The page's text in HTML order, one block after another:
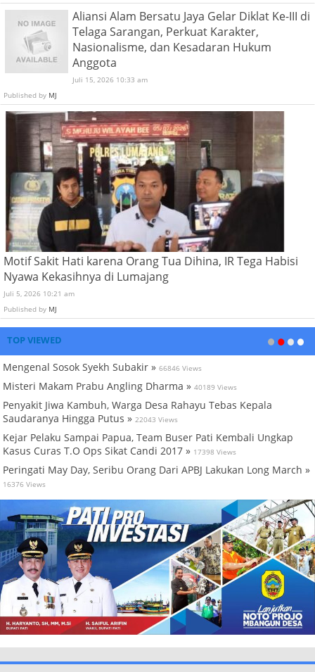
Aliansi Alam Bersatu Jaya Gelar Diklat Ke-III di
Telaga Sarangan, Perkuat Karakter,
Nasionalisme, dan Kesadaran Hukum
Anggota
Juli 15, 2026 10:33 am
Published by MJ
Motif Sakit Hati karena Orang Tua Dihina, IR Tega Habisi
Nyawa Kekasihnya di Lumajang
Juli 5, 2026 10:21 am
Published by MJ
TOP VIEWED
Mengenal Sosok Syekh Subakir » 66846 Views
Misteri Makam Prabu Angling Dharma » 40189 Views
Penyakit Jiwa Kambuh, Warga Desa Rahayu Tebas Kepala
Saudaranya Hingga Putus » 22043 Views
Kejar Pelaku Sampai Papua, Team Buser Pati Kembali Ungkap
Kasus Curas T.O Ops Sikat Candi 2017 » 17398 Views
Peringati May Day, Seribu Orang Dari APBJ Lakukan Long March »
16376 Views